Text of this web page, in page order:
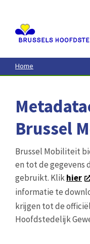
contenu
principal
Home
Brussel
Brussel Mobiliteit
en tot de gegevens
gebruikt. Klikhier
informatie te
krijgen tot de
Hoofdstedelijk